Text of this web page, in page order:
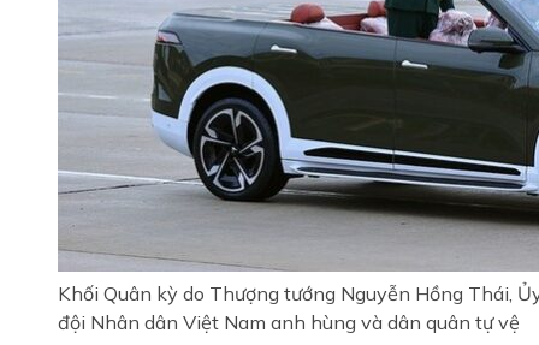
Khối Quân kỳ do Thượng tướng Nguyễn Hồng Thái,
đội Nhân dân Việt Nam anh hùng và dân quân tự vệ